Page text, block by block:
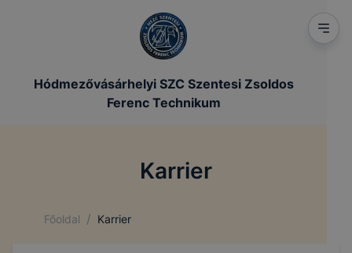
Hódmezővásárhelyi SZC Szentesi Zsoldos
Ferenc Technikum
Karrier
Főoldal / Karrier